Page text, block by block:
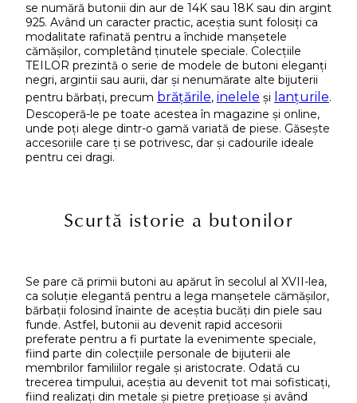
se numără butonii din aur de 14K sau 18K sau din argint
925. Având un caracter practic, aceștia sunt folosiți ca
modalitate rafinată pentru a închide manșetele
cămășilor, completând ținutele speciale. Colecțiile
TEILOR prezintă o serie de modele de butoni eleganți
negri, argintii sau aurii, dar și nenumărate alte bijuterii
pentru bărbați, precum brățările, inelele și lanțurile.
Descoperă-le pe toate acestea în magazine și online,
unde poți alege dintr-o gamă variată de piese. Găsește
accesoriile care ți se potrivesc, dar și cadourile ideale
pentru cei dragi.
Scurtă istorie a butonilor
Se pare că primii butoni au apărut în secolul al XVII-lea,
ca soluție elegantă pentru a lega manșetele cămășilor,
bărbații folosind înainte de aceștia bucăți din piele sau
funde. Astfel, butonii au devenit rapid accesorii
preferate pentru a fi purtate la evenimente speciale,
fiind parte din colecțiile personale de bijuterii ale
membrilor familiilor regale și aristocrate. Odată cu
trecerea timpului, aceștia au devenit tot mai sofisticați,
fiind realizați din metale și pietre prețioase și având